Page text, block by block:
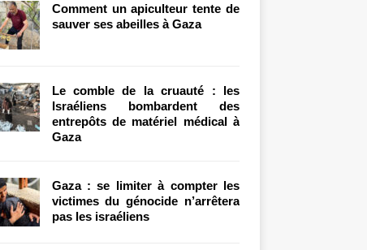
Comment un apiculteur tente de
sauver ses abeilles à Gaza
Le comble de la cruauté : les
Israéliens bombardent des
entrepôts de matériel médical à
Gaza
Gaza : se limiter à compter les
victimes du génocide n’arrêtera
pas les israéliens